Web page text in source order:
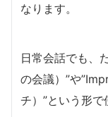
なります。
日常会話でも、
の会議）”や
チ）”という形で